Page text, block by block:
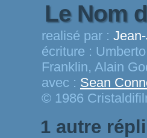
Le Nom
realisé par :
écriture :
Franklin, Alain
avec : Sean
© 1986
1 autre